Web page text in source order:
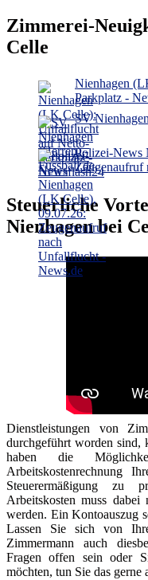
Zimmerei-
Celle
Nienhagen
Parkplatz -
SV
Polizei-News
Zeugenaufruf
Steuerliche
Nienhagen bei
Dienstleistungen von
durchgeführt worden sind,
haben die
Arbeitskostenrechnung
Steuerermäßigung zu
Arbeitskosten muss
werden. Ein Kontoauszug
Lassen Sie sich von
Zimmermann auch
Fragen offen sein oder
möchten, tun Sie das gerne